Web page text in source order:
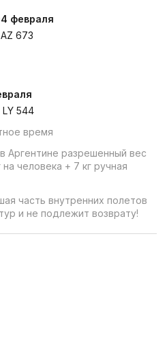
февраля
673
544
время
Аргентине разрешенный вес
человека + 7 кг ручная
часть внутренних полетов
и не подлежит возврату!